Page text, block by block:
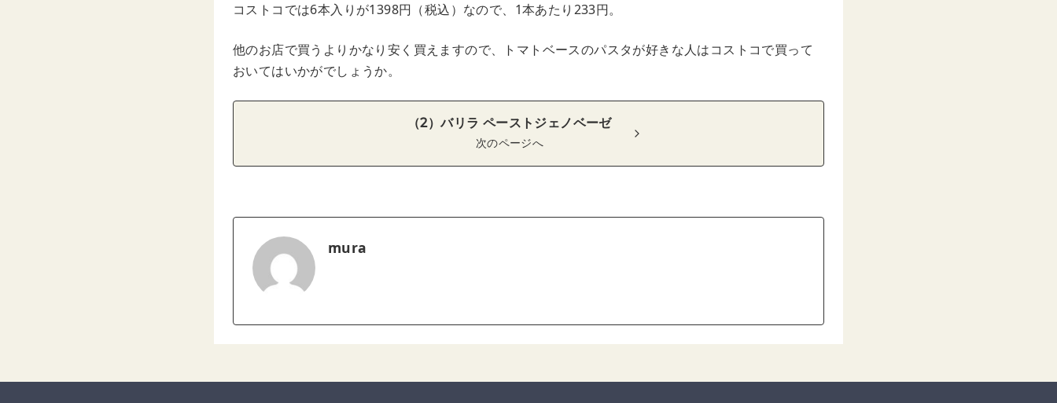
コストコでは6本入りが1398円（税込）なので、1本あたり233円。
他のお店で買うよりかなり安く買えますので、トマトベースのパスタが好きな人はコストコで買って
おいてはいかがでしょうか。
（2）バリラ ペーストジェノベーゼ
次のページへ
mura